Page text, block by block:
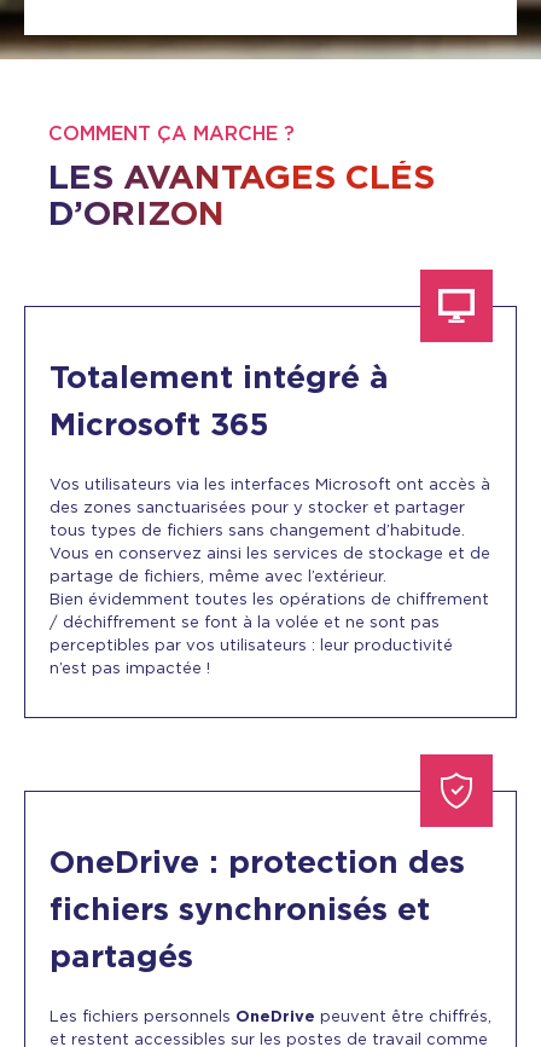
COMMENT ÇA MARCHE ?
LES AVANTAGES CLÉS
D’ORIZON
Totalement intégré à
Microsoft 365
Vos utilisateurs via les interfaces Microsoft ont accès à
des zones sanctuarisées pour y stocker et partager
tous types de fichiers sans changement d’habitude.
Vous en conservez ainsi les services de stockage et de
partage de fichiers, même avec l’extérieur.
Bien évidemment toutes les opérations de chiffrement
/ déchiffrement se font à la volée et ne sont pas
perceptibles par vos utilisateurs : leur productivité
n’est pas impactée !
OneDrive : protection des
fichiers synchronisés et
partagés
Les fichiers personnels OneDrive peuvent être chiffrés,
et restent accessibles sur les postes de travail comme